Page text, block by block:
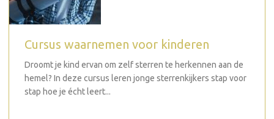
Cursus waarnemen voor kinderen
Droomt je kind ervan om zelf sterren te herkennen aan de
hemel? In deze cursus leren jonge sterrenkijkers stap voor
stap hoe je écht leert...